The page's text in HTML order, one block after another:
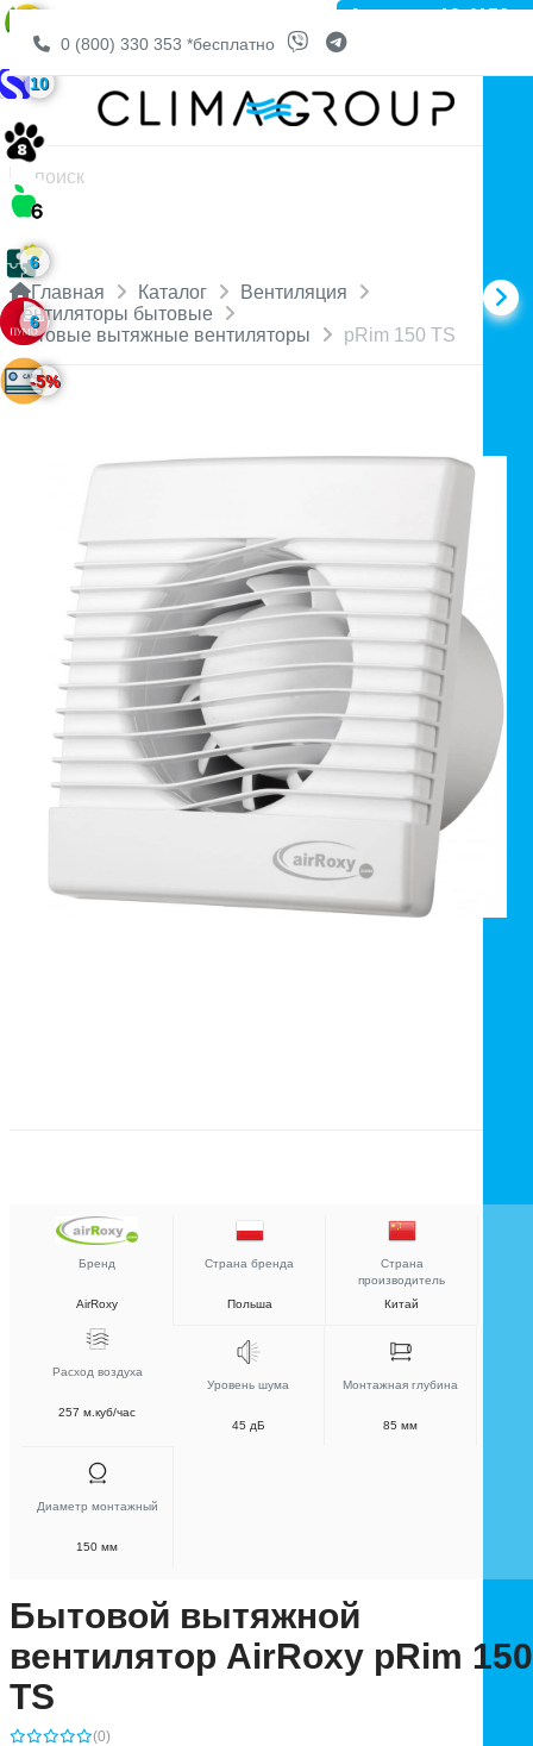
0 (800) 330 353 *бесплатно
Главная Каталог
Вентиляция
Вентиляторы бытовые
Бытовые вытяжные вентиляторы
pRim 150 TS
Артикул: 10-4156
10
6
6
-5%
Бренд
AirRoxy
Страна бренда
Польша
Страна
производитель
Китай
Расход воздуха
257 м.куб/час
Уровень шума
45 дБ
Монтажная глубина
85 мм
Диаметр монтажный
150 мм
Бытовой вытяжной
вентилятор AirRoxy pRim 150
TS
(0)